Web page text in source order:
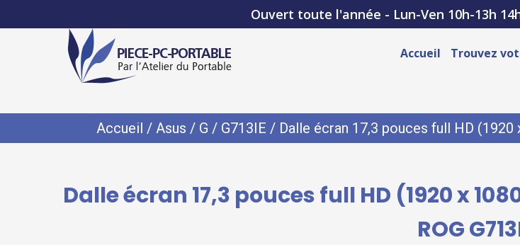
Ouvert toute l'année - Lun-Ven 10h-13h
Accueil Trouvez
Accueil / Asus / G / G713IE / Dalle écran 17,3 pouces full HD (1920
Dalle écran 17,3 pouces full HD (1920 x
ROG